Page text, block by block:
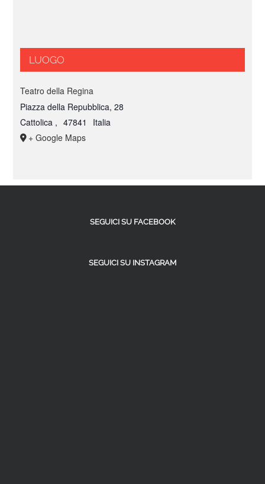
LUOGO
Teatro della Regina
Piazza della Repubblica, 28
Cattolica , 47841
Italia
+ Google Maps
SEGUICI SU FACEBOOK
SEGUICI SU INSTAGRAM